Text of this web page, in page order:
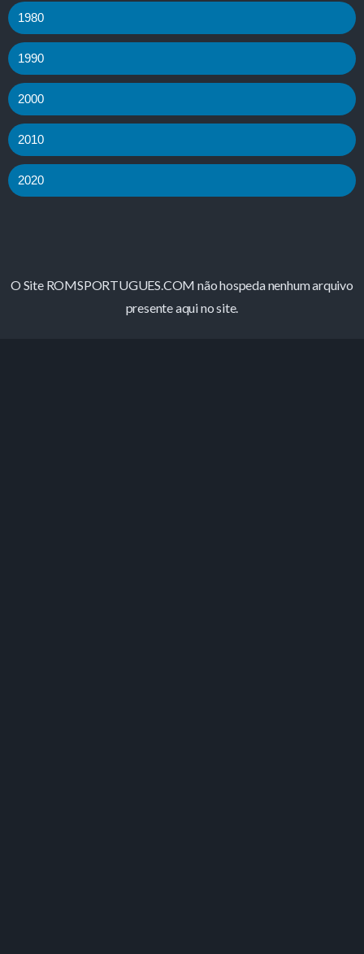
1980
1990
2000
2010
2020
O Site ROMSPORTUGUES.COM não hospeda nenhum arquivo
presente aqui no site.